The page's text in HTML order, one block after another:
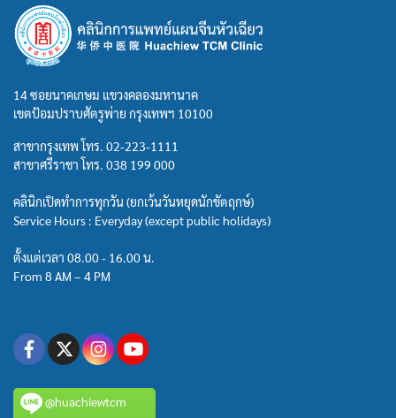
14 ซอยนาคเกษม แขวงคลองมหานาค
เขตป้อมปราบศัตรูพ่าย กรุงเทพฯ 10100
สาขากรุงเทพ โทร. 02-223-1111
สาขาศรีราชา โทร. 038 199 000
คลินิกเปิดทำการทุกวัน (ยกเว้นวันหยุดนักขัตฤกษ์)
Service Hours : Everyday (except public holidays)
ตั้งแต่เวลา 08.00 - 16.00 น.
From 8 AM – 4 PM
@huachiewtcm